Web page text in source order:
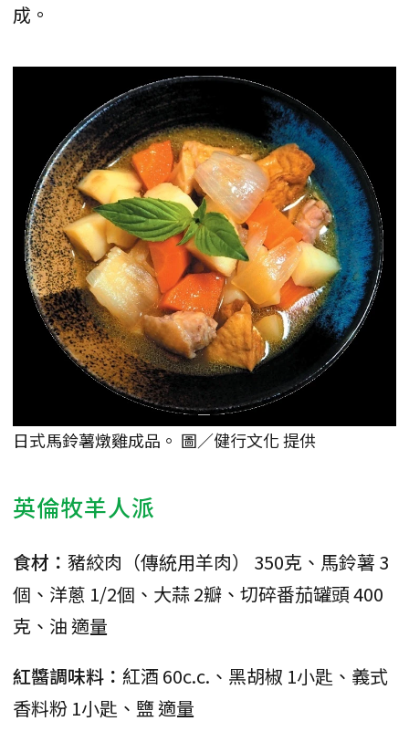
成。
日式馬鈴薯燉雞成品。 圖／健行文化 提供
英倫牧羊人派
食材： 豬絞肉（傳統用羊肉） 350克、馬鈴薯 3
個、洋蔥 1/2個、大蒜 2瓣、切碎番茄罐頭 400
克、油 適量
紅醬調味料： 紅酒 60c.c.、黑胡椒 1小匙、義式
香料粉 1小匙、鹽 適量